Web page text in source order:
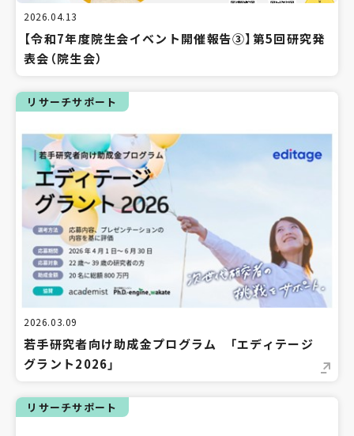
2026.04.13
【令和7年度院生会イベント開催報告③】第5回研究発
表会（院生会）
リサーチサポート
2026.03.09
若手研究者向け助成金プログラム 「エディテージ
グラント2026」
リサーチサポート